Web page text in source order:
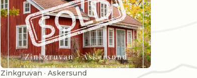
Zinkgruvan · Askersund